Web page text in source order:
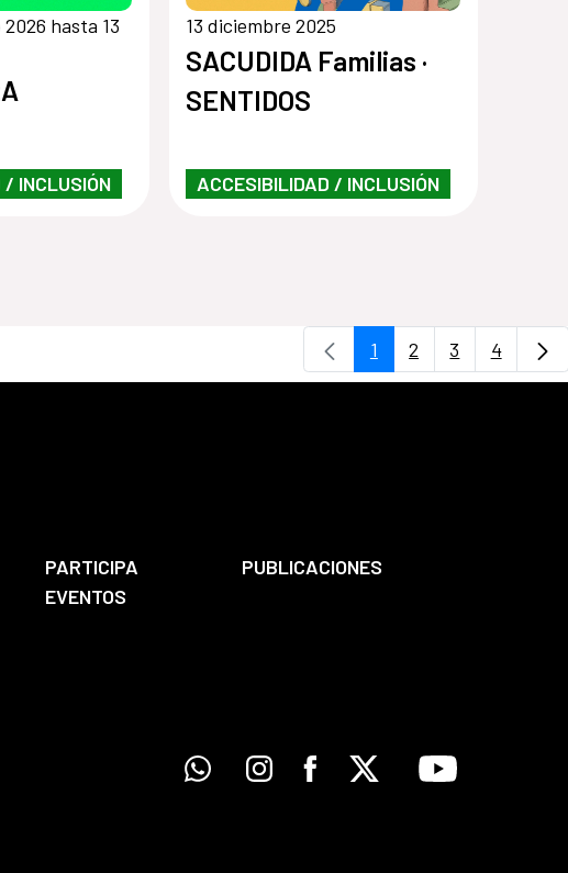
hasta 13
/ INCLUSIÓN
13 diciembre 2025
SACUDIDA Familias ·
SENTIDOS
ACCESIBILIDAD / INCLUSIÓN
Página
1 Página
2 Página
3 Página
4
PARTICIPA
PUBLICACIONES
EVENTOS
WhatsappInstagramFacebook
X Youtube